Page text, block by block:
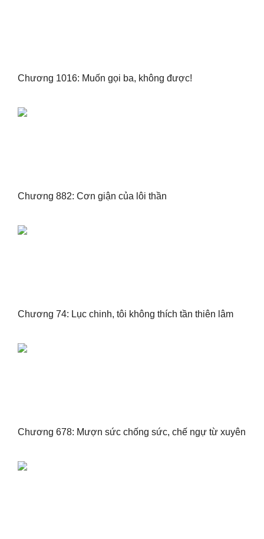
Chương 1016: Muốn gọi ba, không được!
Chương 882: Cơn giận của lôi thần
Chương 74: Lục chinh, tôi không thích tần thiên lâm
Chương 678: Mượn sức chống sức, chế ngự từ xuyên